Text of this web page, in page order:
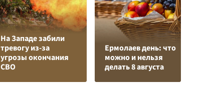
На Западе забили
тревогу из-за
угрозы окончания
СВО
Ермолаев день: что
можно и нельзя
делать 8 августа